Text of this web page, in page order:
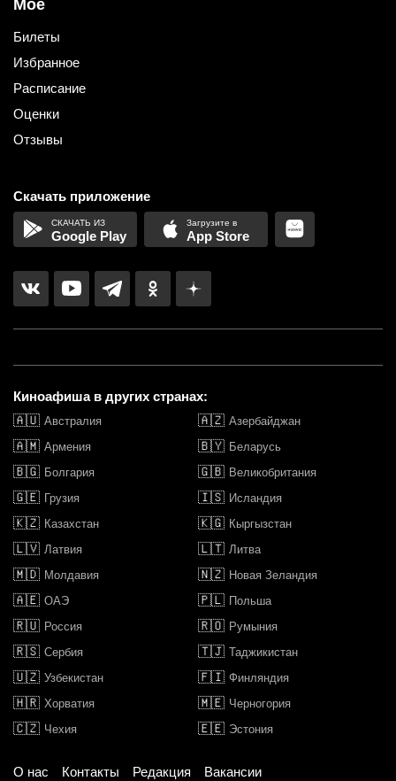
Мое
Билеты
Избранное
Расписание
Оценки
Отзывы
Скачать приложение
Google Play App Store
Киноафиша в других странах:
🇦🇺 Австралия 🇦🇿 Азербайджан
🇦🇲 Армения 🇧🇾 Беларусь
🇧🇬 Болгария 🇬🇧 Великобритания
🇬🇪 Грузия 🇮🇸 Исландия
🇰🇿 Казахстан 🇰🇬 Кыргызстан
🇱🇻 Латвия 🇱🇹 Литва
🇲🇩 Молдавия 🇳🇿 Новая Зеландия
🇦🇪 ОАЭ 🇵🇱 Польша
🇷🇺 Россия 🇷🇴 Румыния
🇷🇸 Сербия 🇹🇯 Таджикистан
🇺🇿 Узбекистан 🇫🇮 Финляндия
🇭🇷 Хорватия 🇲🇪 Черногория
🇨🇿 Чехия 🇪🇪 Эстония
О нас Контакты Редакция Вакансии